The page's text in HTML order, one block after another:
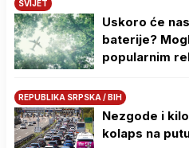
SVIJET
Uskoro će
baterije?
popularnim
REPUBLIKA SRPSKA / BIH
Nezgode i
kolaps na